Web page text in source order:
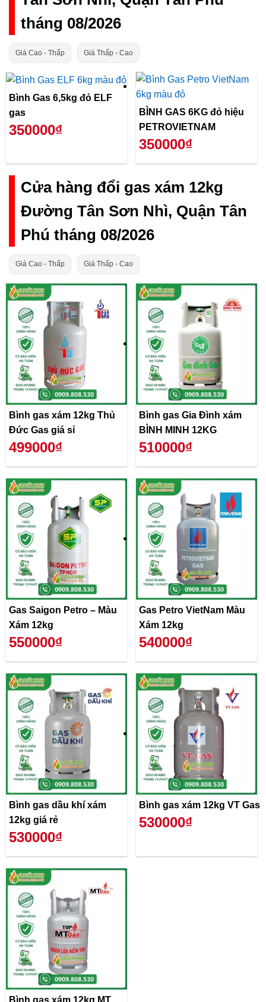
tháng 08/2026
Giá Cao - Thấp Giá Thấp - Cao
Bình Gas 6,5kg đỏ ELF
gas
350000₫
BÌNH GAS 6KG đỏ hiệu
PETROVIETNAM
350000₫
Cửa hàng đổi gas xám 12kg
Đường Tân Sơn Nhì, Quận Tân
Phú tháng 08/2026
Giá Cao - Thấp Giá Thấp - Cao
Bình gas xám 12kg Thủ
Đức Gas giá sỉ
499000₫
Bình gas Gia Đình xám
BÌNH MINH 12KG
510000₫
Gas Saigon Petro – Màu
Xám 12kg
550000₫
Gas Petro VietNam Màu
Xám 12kg
540000₫
Bình gas dầu khí xám
12kg giá rẻ
530000₫
Bình gas xám 12kg VT Gas
530000₫
Bình gas xám 12kg MT